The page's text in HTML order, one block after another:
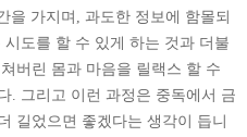
을 가지며, 과도한 정보에 함몰되
도를 할 수 있게 하는 것과 더불
버린 몸과 마음을 릴랙스 할 수
. 그리고 이런 과정은 중독에서 금
길었으면 좋겠다는 생각이 듭니